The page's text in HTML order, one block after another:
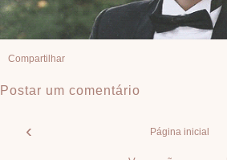
Compartilhar
Postar um comentário
‹ Página inicial